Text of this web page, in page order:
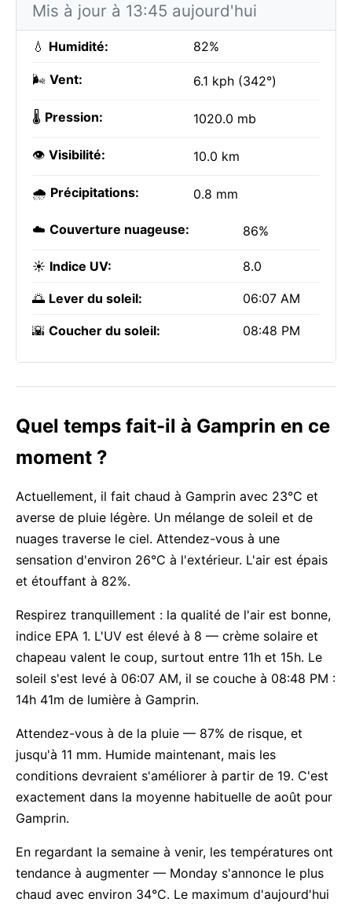
Mis à jour à 13:45 aujourd'hui
💧 Humidité: 82%
🌬️ Vent: 6.1 kph (342°)
🌡️ Pression: 1020.0 mb
👁️ Visibilité: 10.0 km
🌧️ Précipitations: 0.8 mm
☁️ Couverture nuageuse: 86%
☀️ Indice UV: 8.0
🌅 Lever du soleil: 06:07 AM
🌇 Coucher du soleil: 08:48 PM
Quel temps fait-il à Gamprin en ce
moment ?
Actuellement, il fait chaud à Gamprin avec 23°C et
averse de pluie légère. Un mélange de soleil et de
nuages traverse le ciel. Attendez-vous à une
sensation d'environ 26°C à l'extérieur. L'air est épais
et étouffant à 82%.
Respirez tranquillement : la qualité de l'air est bonne,
indice EPA 1. L'UV est élevé à 8 — crème solaire et
chapeau valent le coup, surtout entre 11h et 15h. Le
soleil s'est levé à 06:07 AM, il se couche à 08:48 PM :
14h 41m de lumière à Gamprin.
Attendez-vous à de la pluie — 87% de risque, et
jusqu'à 11 mm. Humide maintenant, mais les
conditions devraient s'améliorer à partir de 19. C'est
exactement dans la moyenne habituelle de août pour
Gamprin.
En regardant la semaine à venir, les températures ont
tendance à augmenter — Monday s'annonce le plus
chaud avec environ 34°C. Le maximum d'aujourd'hui